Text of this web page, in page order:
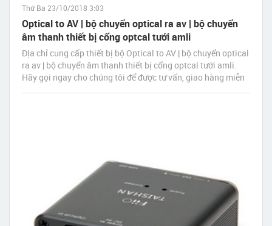
Thứ Ba 23/10/2018 3:03
Optical to AV | bộ chuyển optical ra av | bộ chuyển
âm thanh thiết bị cổng optcal tưới amli
ĐỊa chỉ cung cấp thiết bị bộ Optical to AV | bộ chuyển optical
ra av | bộ chuyển âm thanh thiết bị cổng optcal tưới amli.
Hãy gọi ngay cho chúng tôi để được tư vấn, giao hàng miễn